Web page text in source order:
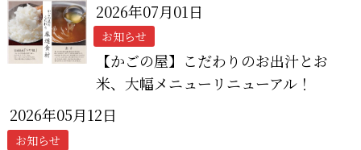
2026年07月01日
お知らせ
【かごの屋】こだわりのお出汁とお
米、大幅メニューリニューアル！
2026年05月12日
お知らせ